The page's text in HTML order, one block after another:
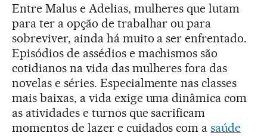
Entre Malus e Adelias, mulheres que lutam
para ter a opção de trabalhar ou para
sobreviver, ainda há muito a ser enfrentado.
Episódios de assédios e machismos são
cotidianos na vida das mulheres fora das
novelas e séries. Especialmente nas classes
mais baixas, a vida exige uma dinâmica com
as atividades e turnos que sacrificam
momentos de lazer e cuidados com asaúde